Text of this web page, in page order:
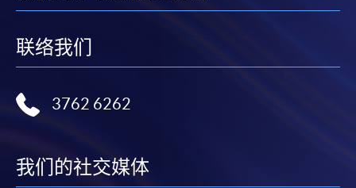
联络我们
3762 6262
我们的社交媒体